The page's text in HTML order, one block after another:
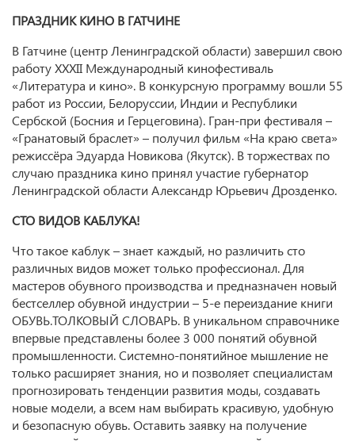
ПРАЗДНИК КИНО В ГАТЧИНЕ
В Гатчине (центр Ленинградской области) завершил свою
работу XXXII Международный кинофестиваль
«Литература и кино». В конкурсную программу вошли 55
работ из России, Белоруссии, Индии и Республики
Сербской (Босния и Герцеговина). Гран-при фестиваля –
«Гранатовый браслет» – получил фильм «На краю света»
режиссёра Эдуарда Новикова (Якутск). В торжествах по
случаю праздника кино принял участие губернатор
Ленинградской области Александр Юрьевич Дрозденко.
СТО ВИДОВ КАБЛУКА!
Что такое каблук – знает каждый, но различить сто
различных видов может только профессионал. Для
мастеров обувного производства и предназначен новый
бестселлер обувной индустрии – 5-е переиздание книги
ОБУВЬ.ТОЛКОВЫЙ СЛОВАРЬ. В уникальном справочнике
впервые представлены более 3 000 понятий обувной
промышленности. Системно-понятийное мышление не
только расширяет знания, но и позволяет специалистам
прогнозировать тенденции развития моды, создавать
новые модели, а всем нам выбирать красивую, удобную
и безопасную обувь. Оставить заявку на получение